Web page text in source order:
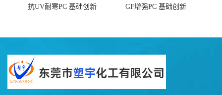
抗UV耐寒PC 基础创新
GF增强PC 基础创新